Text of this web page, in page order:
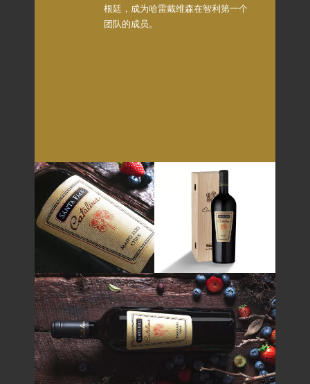
根廷，成为哈雷戴维森在智利第一个
团队的成员。